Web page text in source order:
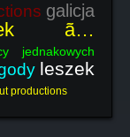
galicja
ã…
jednakowych
leszek
productions